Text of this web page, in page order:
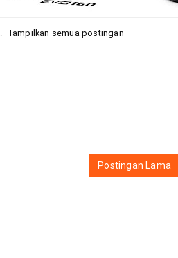
. Tampilkan semua postingan
Postingan Lama